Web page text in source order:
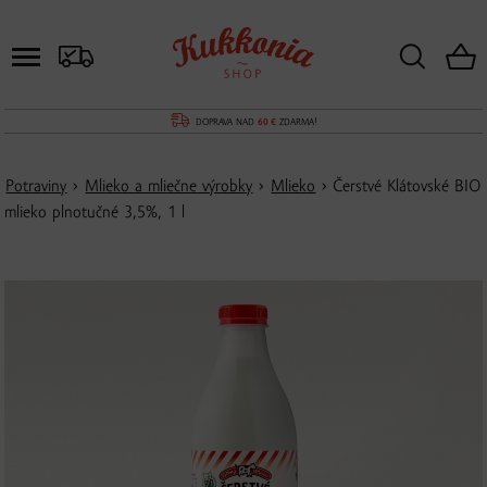
DOPRAVA NAD 60 €ZDARMA!
Potraviny › Mlieko a mliečne výrobky › Mlieko › Čerstvé Klátovské BIO
mlieko plnotučné 3,5%, 1 l